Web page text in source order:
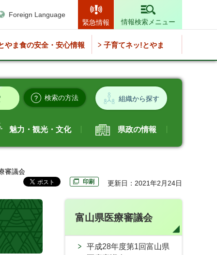
Foreign Language
緊急情報
情報検索メニュー
やま食の安全・安心情報 子育てネッ!とやま
検索の方法 組織から探す
魅力・観光・文化 県政の情報
審議会
印刷 更新日：2021年2月24日
富山県医療審議会
平成28年度第1回富山県